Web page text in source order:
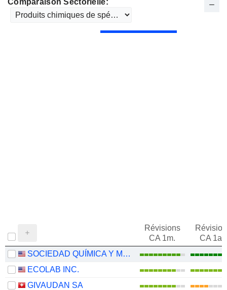
Comparaison Sectorielle:
Révisions
CA 1m.
CA 1an
SOCIEDAD QUÍMICA Y MINERA DE CHILE S.A.
ECOLAB INC.
GIVAUDAN SA